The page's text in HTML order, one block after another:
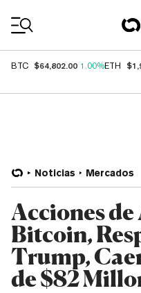
BTC $64,802.00 1.00%ETH
Noticias Mercados
Acciones
Bitcoin,
Trump,
de $82